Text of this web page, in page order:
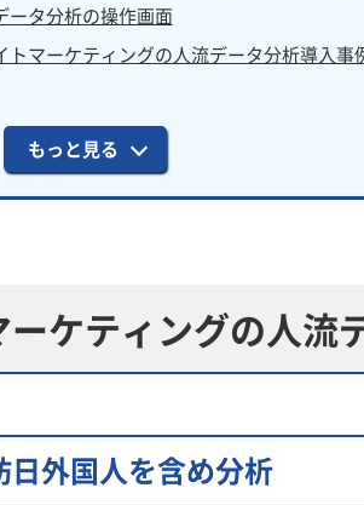
ータ分析の操作画面
マーケティングの人流データ分析導入事
もっと見る
ケティングの人流
外国人を含め分析